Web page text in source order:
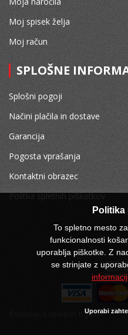
To spletno mesto
funkcionalnosti
uporablja piškotke. Z
se strinjate z
Uporabi
Moj spisek želja
Moj račun
SPLOŠNE
Splošni pogoji
Načini plačila in dostave
Garancija
Pogosta vprašanja
Kontaktni obrazec
Politka spletnih piškotkov
©Izdelava spletnih trgovin